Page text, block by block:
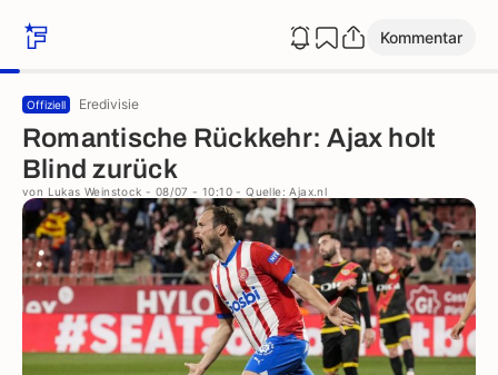
Kommentar
Offiziell Eredivisie
Romantische Rückkehr: Ajax holt
Blind zurück
von Lukas Weinstock - 08/07 - 10:10 - Quelle: Ajax.nl